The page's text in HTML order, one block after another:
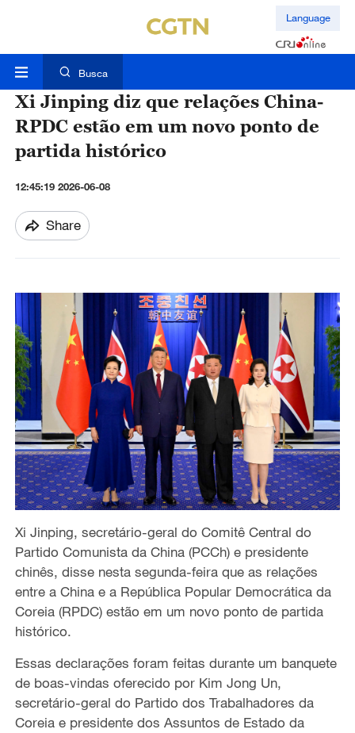
Language
Busca
Xi Jinping diz que relações China-
RPDC estão em um novo ponto de
partida histórico
12:45:19 2026-06-08
Share
Xi Jinping, secretário-geral do Comitê Central do
Partido Comunista da China (PCCh) e presidente
chinês, disse nesta segunda-feira que as relações
entre a China e a República Popular Democrática da
Coreia (RPDC) estão em um novo ponto de partida
histórico.
Essas declarações foram feitas durante um banquete
de boas-vindas oferecido por Kim Jong Un,
secretário-geral do Partido dos Trabalhadores da
Coreia e presidente dos Assuntos de Estado da